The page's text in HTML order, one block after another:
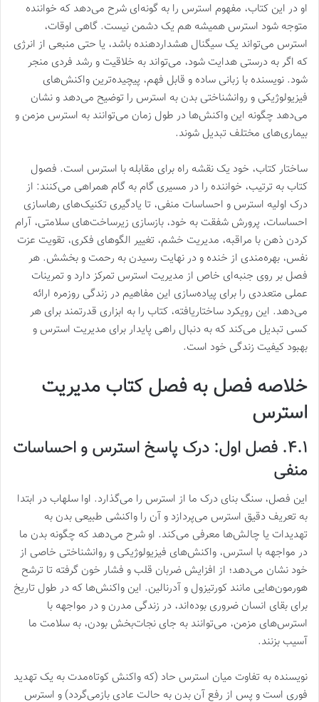
او در این کتاب، مفهوم استرس را به گونه‌ای شرح می‌دهد که خواننده
متوجه شود استرس همیشه هم یک دشمن نیست. گاهی اوقات،
استرس می‌تواند یک سیگنال هشداردهنده باشد، یا حتی منبعی از انرژی
که اگر به درستی هدایت شود، می‌تواند به خلاقیت و رشد فردی منجر
شود. نویسنده با زبانی ساده و قابل فهم، پیچیده‌ترین واکنش‌های
فیزیولوژیکی و روانشناختی بدن به استرس را توضیح می‌دهد و نشان
می‌دهد چگونه این واکنش‌ها در طول زمان می‌توانند به استرس مزمن و
بیماری‌های مختلف تبدیل شوند.
ساختار کتاب، خود یک نقشه راه برای مقابله با استرس است. فصول
کتاب به ترتیب، خواننده را در مسیری گام به گام همراهی می‌کنند: از
درک اولیه استرس و احساسات منفی، تا یادگیری تکنیک‌های رهاسازی
احساسات، پرورش شفقت به خود، بازسازی زیرساخت‌های سلامتی، آرام
کردن ذهن با مراقبه، مدیریت خشم، تغییر الگوهای فکری، تقویت عزت
نفس، بهره‌مندی از خنده و در نهایت رسیدن به رحمت و بخشش. هر
فصل بر روی جنبه‌ای خاص از مدیریت استرس تمرکز دارد و تمرینات
عملی متعددی را برای پیاده‌سازی این مفاهیم در زندگی روزمره ارائه
می‌دهد. این رویکرد ساختاریافته، کتاب را به ابزاری قدرتمند برای هر
کسی تبدیل می‌کند که به دنبال راهی پایدار برای مدیریت استرس و
بهبود کیفیت زندگی خود است.
خلاصه فصل به فصل کتاب مدیریت
استرس
۴.۱. فصل اول: درک پاسخ استرس و احساسات
منفی
این فصل، سنگ بنای درک ما از استرس را می‌گذارد. اوا سلهاب در ابتدا
به تعریف دقیق استرس می‌پردازد و آن را واکنشی طبیعی بدن به
تهدیدات یا چالش‌ها معرفی می‌کند. او شرح می‌دهد که چگونه بدن ما
در مواجهه با استرس، واکنش‌های فیزیولوژیکی و روانشناختی خاصی از
خود نشان می‌دهد؛ از افزایش ضربان قلب و فشار خون گرفته تا ترشح
هورمون‌هایی مانند کورتیزول و آدرنالین. این واکنش‌ها که در طول تاریخ
برای بقای انسان ضروری بوده‌اند، در زندگی مدرن و در مواجهه با
استرس‌های مزمن، می‌توانند به جای نجات‌بخش بودن، به سلامت ما
آسیب بزنند.
نویسنده به تفاوت میان استرس حاد (که واکنش کوتاه‌مدت به یک تهدید
فوری است و پس از رفع آن بدن به حالت عادی بازمی‌گردد) و استرس